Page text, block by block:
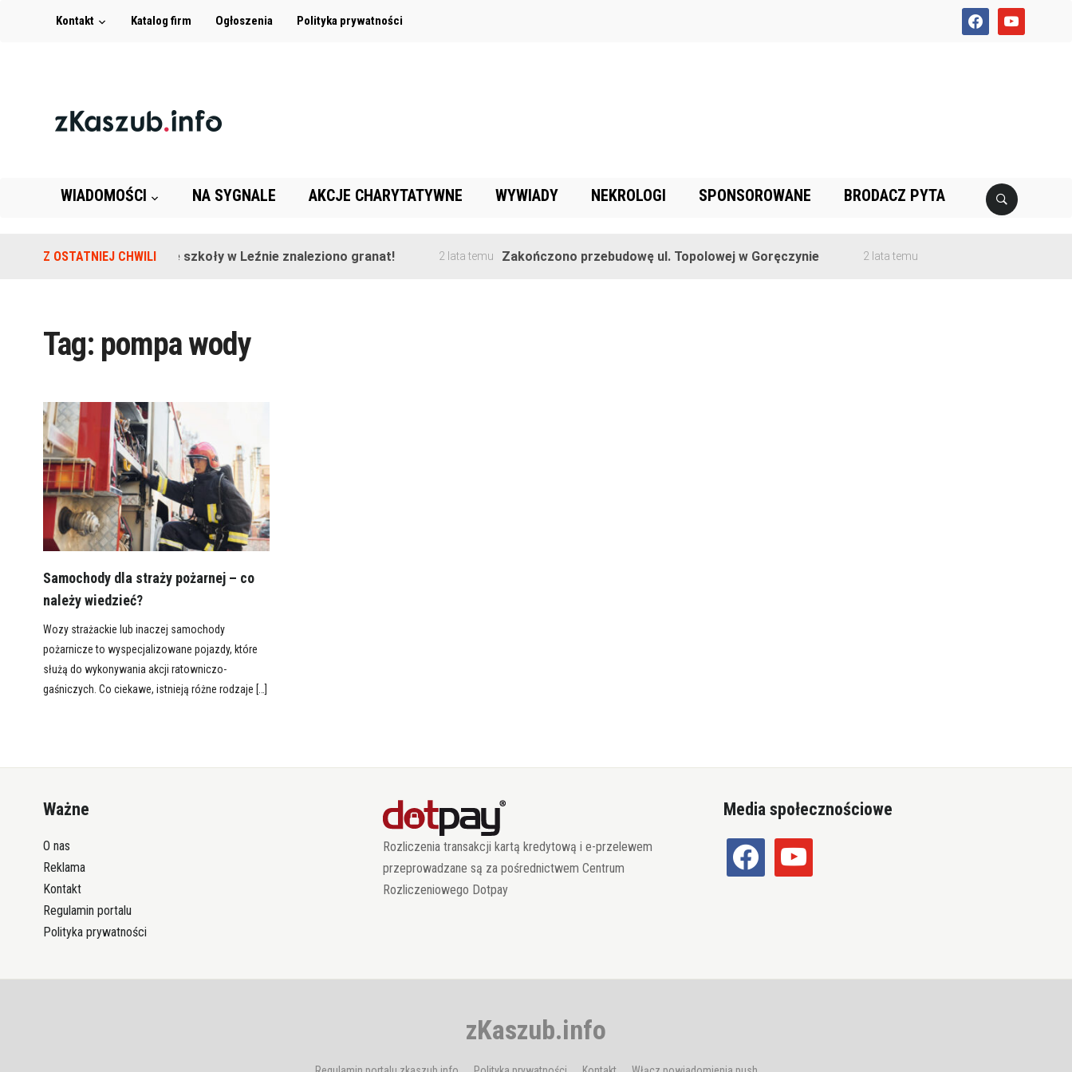
facebookyoutube
Kontakt Katalog firm Ogłoszenia Polityka prywatności
WIADOMOŚCI NA SYGNALE AKCJE CHARYTATYWNE WYWIADY NEKROLOGI SPONSOROWANE BRODACZ PYTA
Z OSTATNIEJ CHWILINa terenie szkoły w Leźnie znaleziono granat! 2 lata temu Zakończono przebudowę ul. Topolowej w Goręczynie 2 lata temu
Tag: pompa wody
Samochody dla straży pożarnej – co
należy wiedzieć?
Wozy strażackie lub inaczej samochody
pożarnicze to wyspecjalizowane pojazdy, które
służą do wykonywania akcji ratowniczo-
gaśniczych. Co ciekawe, istnieją różne rodzaje […]
Ważne
O nas
Reklama
Kontakt
Regulamin portalu
Polityka prywatności
Rozliczenia transakcji kartą kredytową i e-przelewem
przeprowadzane są za pośrednictwem Centrum
Rozliczeniowego Dotpay
Media społecznościowe
facebook youtube
zKaszub.info